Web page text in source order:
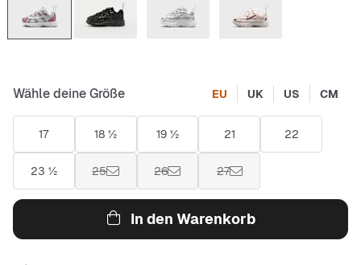
Wähle deine Größe EU UK US CM
17 18 ½ 19 ½ 21 22
23 ½ 25 26 27
In den Warenkorb